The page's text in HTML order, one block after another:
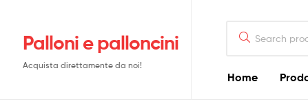
Palloni e palloncini
Acquista direttamente da noi!
for:
Home